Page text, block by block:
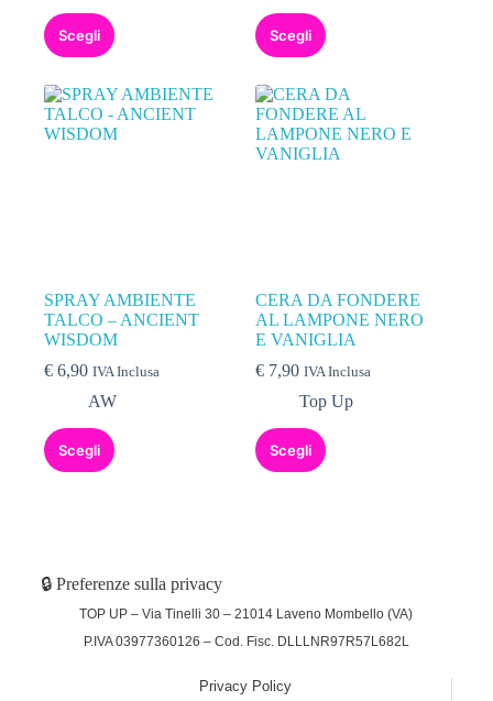
Scegli Scegli
SPRAY AMBIENTE
TALCO – ANCIENT
WISDOM
€ 6,90 IVA Inclusa
AW
Scegli
CERA DA FONDERE
AL LAMPONE NERO
E VANIGLIA
€ 7,90 IVA Inclusa
Top Up
Scegli
🔒 Preferenze sulla privacy
TOP UP – Via Tinelli 30 – 21014 Laveno Mombello (VA)
P.IVA 03977360126 – Cod. Fisc. DLLLNR97R57L682L
Privacy Policy